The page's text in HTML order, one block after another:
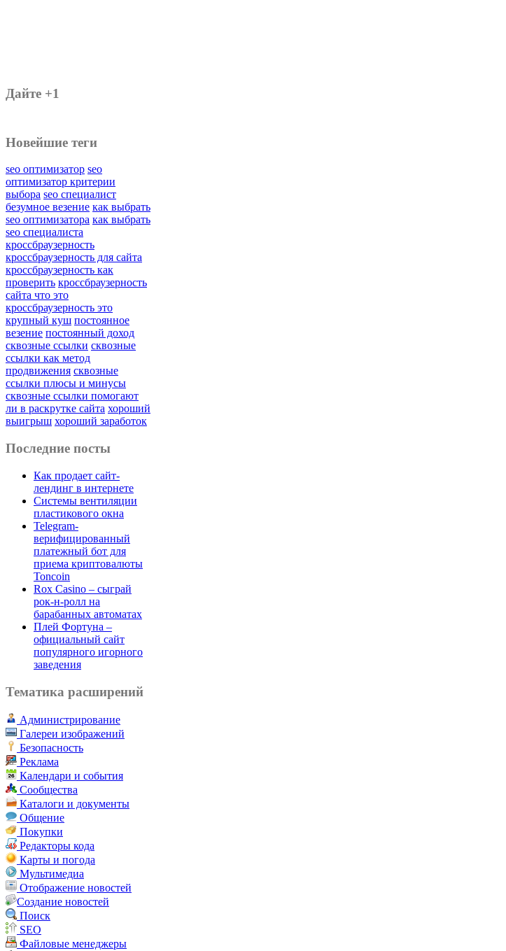
Дайте +1
Новейшие теги
seo оптимизатор seo
оптимизатор критерии
выбора seo специалист
безумное везение как выбрать
seo оптимизатора как выбрать
seo специалиста
кроссбраузерность
кроссбраузерность для сайта
кроссбраузерность как
проверить кроссбраузерность
сайта что это
кроссбраузерность это
крупный куш постоянное
везение постоянный доход
сквозные ссылки сквозные
ссылки как метод
продвижения сквозные
ссылки плюсы и минусы
сквозные ссылки помогают
ли в раскрутке сайта хороший
выигрыш хороший заработок
Последние посты
Как продает сайт-
лендинг в интернете
Системы вентиляции
пластикового окна
Telegram-
верифицированный
платежный бот для
приема криптовалюты
Toncoin
Rox Casino – сыграй
рок-н-ролл на
барабанных автоматах
Плей Фортуна –
официальный сайт
популярного игорного
заведения
Тематика расширений
Администрирование
Галереи изображений
Безопасность
Реклама
Календари и события
Сообщества
Каталоги и документы
Общение
Покупки
Редакторы кода
Карты и погода
Мультимедиа
Отображение новостей
Создание новостей
Поиск
SEO
Файловые менеджеры